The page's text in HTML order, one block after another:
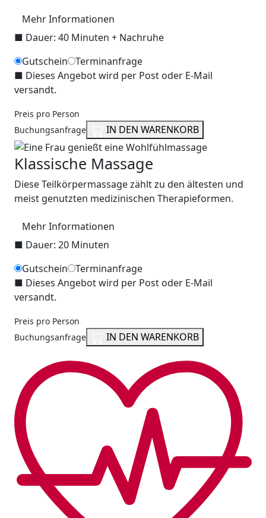
Mehr Informationen
■ Dauer: 40 Minuten + Nachruhe
Gutschein
Terminanfrage
■ Dieses Angebot wird per Post oder E-Mail
versandt.
Preis pro Person
Buchungsanfrage
IN DEN WARENKORB
Klassische Massage
Diese Teilkörpermassage zählt zu den ältesten und
meist genutzten medizinischen Therapieformen.
Mehr Informationen
■ Dauer: 20 Minuten
Gutschein
Terminanfrage
■ Dieses Angebot wird per Post oder E-Mail
versandt.
Preis pro Person
Buchungsanfrage
IN DEN WARENKORB